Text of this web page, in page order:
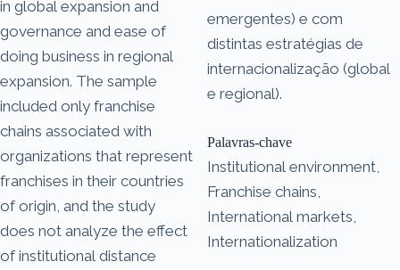
in global expansion and
governance and ease of
doing business in regional
expansion. The sample
included only franchise
chains associated with
organizations that represent
franchises in their countries
of origin, and the study
does not analyze the effect
of institutional distance
emergentes) e com
distintas estratégias de
internacionalização (global
e regional).
Palavras-chave
Institutional environment,
Franchise chains,
International markets,
Internationalization